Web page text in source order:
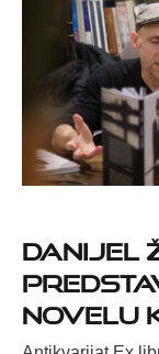
Danijel
novelu